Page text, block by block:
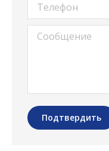
Телефон
Сообщение
Подтвердить